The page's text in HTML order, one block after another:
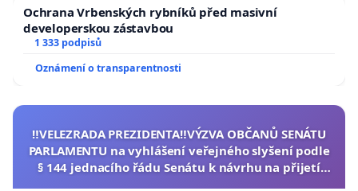
Ochrana Vrbenských rybníků před masivní
developerskou zástavbou
1 333 podpisů
Oznámení o transparentnosti
‼️VELEZRADA PREZIDENTA‼️VÝZVA OBČANŮ SENÁTU
PARLAMENTU na vyhlášení veřejného slyšení podle
§ 144 jednacího řádu Senátu k návrhu na přijetí